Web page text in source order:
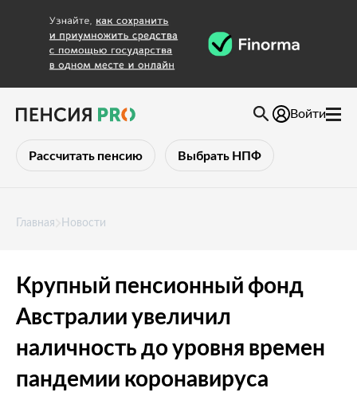
Рассчитать пенсию Выбрать НПФ
Войти
Главная Новости
Крупный пенсионный фонд
Австралии увеличил
наличность до уровня времен
пандемии коронавируса